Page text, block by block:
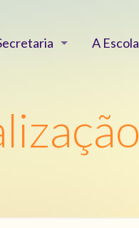
A Escola